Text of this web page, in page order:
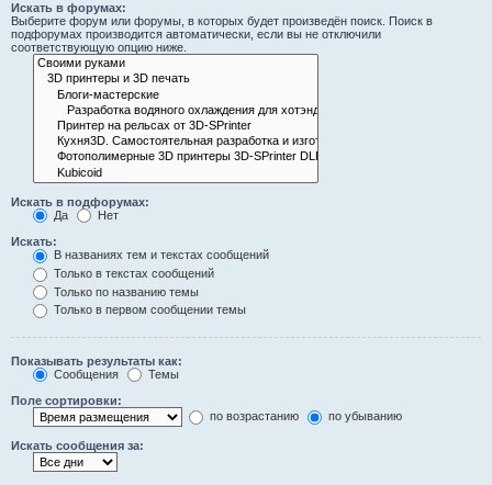
Искать в форумах:
Выберите форум или форумы, в которых будет произведён поиск. Поиск в
подфорумах производится автоматически, если вы не отключили
соответствующую опцию ниже.
Искать в подфорумах:
Да
Нет
Искать:
В названиях тем и текстах сообщений
Только в текстах сообщений
Только по названию темы
Только в первом сообщении темы
Показывать результаты как:
Сообщения
Темы
Поле сортировки:
по возрастанию
по убыванию
Искать сообщения за: